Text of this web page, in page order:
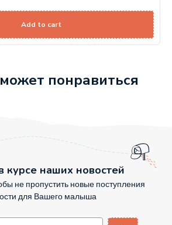
Add to cart
понравиться
курсе наших новостей
не пропустить новые поступления
для Вашего малыша